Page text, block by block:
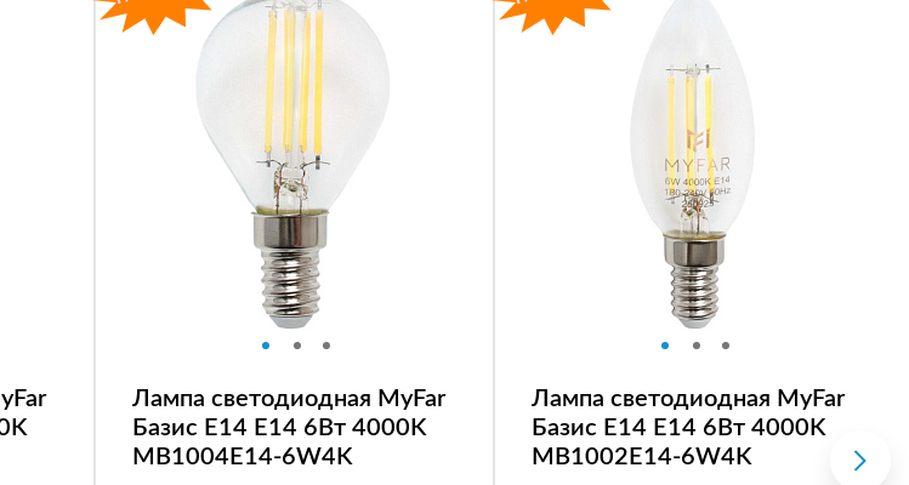
Лампа светодиодная MyFar
Базис E14 E14 6Вт 4000K
MB1004E14-6W4K
Лампа светодиодная MyFar
Базис E14 E14 6Вт 4000K
MB1002E14-6W4K